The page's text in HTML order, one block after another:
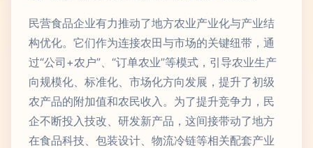
民营食品企业有力推动了地方农业产业化与产业结
构优化。它们作为连接农田与市场的关键纽带，通
过“公司+农户”、“订单农业”等模式，引导农业生产
向规模化、标准化、市场化方向发展，提升了初级
农产品的附加值和农民收入。为了提升竞争力，民
企不断投入技改、研发新产品，这间接带动了地方
在食品科技、包装设计、物流冷链等相关配套产业